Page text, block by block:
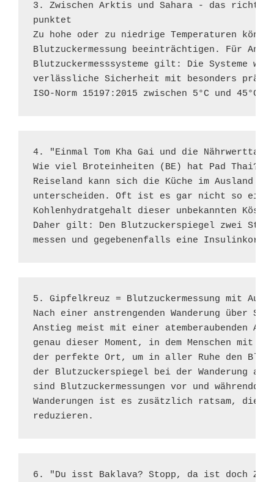
3. Zwischen Arktis und Sahara - das
punktet
Zu hohe oder zu niedrige Temperaturen
Blutzuckermessung beeinträchtigen. Für
Blutzuckermesssysteme gilt: Die Systeme
verlässliche Sicherheit mit besonders
ISO-Norm 15197:2015 zwischen 5°C und
4. "Einmal Tom Kha Gai und die
Wie viel Broteinheiten (BE) hat Pad Thai?
Reiseland kann sich die Küche im Ausland
unterscheiden. Oft ist es gar nicht so
Kohlenhydratgehalt dieser unbekannten
Daher gilt: Den Blutzuckerspiegel zwei
messen und gegebenenfalls eine
5. Gipfelkreuz = Blutzuckermessung mit
Nach einer anstrengenden Wanderung über
Anstieg meist mit einer atemberaubenden
genau dieser Moment, in dem Menschen mit
der perfekte Ort, um in aller Ruhe den
der Blutzuckerspiegel bei der Wanderung
sind Blutzuckermessungen vor und
Wanderungen ist es zusätzlich ratsam, die
reduzieren.
6. "Du isst Baklava? Stopp, da ist doch